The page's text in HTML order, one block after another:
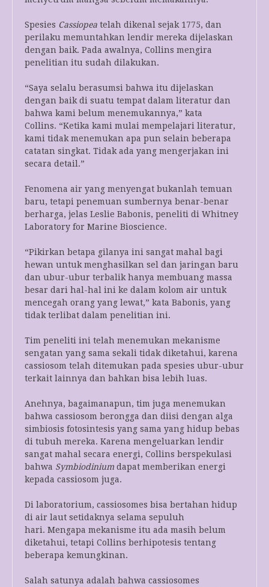
Spesies Cassiopea telah dikenal sejak 1775, dan
perilaku memuntahkan lendir mereka dijelaskan
dengan baik. Pada awalnya, Collins mengira
penelitian itu sudah dilakukan.
“Saya selalu berasumsi bahwa itu dijelaskan
dengan baik di suatu tempat dalam literatur dan
bahwa kami belum menemukannya,” kata
Collins. “Ketika kami mulai mempelajari literatur,
kami tidak menemukan apa pun selain beberapa
catatan singkat. Tidak ada yang mengerjakan ini
secara detail.”
Fenomena air yang menyengat bukanlah temuan
baru, tetapi penemuan sumbernya benar-benar
berharga, jelas Leslie Babonis, peneliti di Whitney
Laboratory for Marine Bioscience.
“Pikirkan betapa gilanya ini sangat mahal bagi
hewan untuk menghasilkan sel dan jaringan baru
dan ubur-ubur terbalik hanya membuang massa
besar dari hal-hal ini ke dalam kolom air untuk
mencegah orang yang lewat,” kata Babonis, yang
tidak terlibat dalam penelitian ini.
Tim peneliti ini telah menemukan mekanisme
sengatan yang sama sekali tidak diketahui, karena
cassiosom telah ditemukan pada spesies ubur-ubur
terkait lainnya dan bahkan bisa lebih luas.
Anehnya, bagaimanapun, tim juga menemukan
bahwa cassiosom berongga dan diisi dengan alga
simbiosis fotosintesis yang sama yang hidup bebas
di tubuh mereka. Karena mengeluarkan lendir
sangat mahal secara energi, Collins berspekulasi
bahwa Symbiodinium dapat memberikan energi
kepada cassiosom juga.
Di laboratorium, cassiosomes bisa bertahan hidup
di air laut setidaknya selama sepuluh
hari. Mengapa mekanisme itu ada masih belum
diketahui, tetapi Collins berhipotesis tentang
beberapa kemungkinan.
Salah satunya adalah bahwa cassiosomes